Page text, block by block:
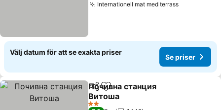
Internationell mat med terrassSe priser
Välj datum för att se exakta priser
Se priser
Dela Lägg till i Mina Favoriter
Почивна станция
Витоша
Se priser
2 Stjärnor